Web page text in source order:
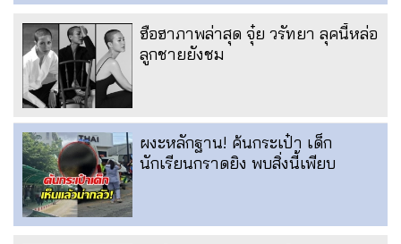
ฮือฮาภาพล่าสุด จุ๋ย วรัทยา ลุคนี้หล่อ
ลูกชายยังชม
ผงะหลักฐาน! ค้นกระเป๋า เด็ก
นักเรียนกราดยิง พบสิ่งนี้เพียบ